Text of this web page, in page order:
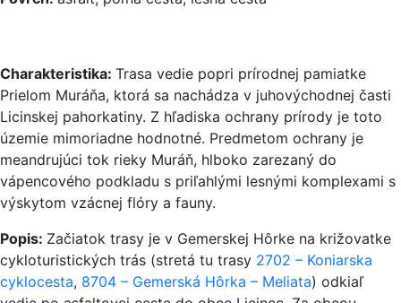
Charakteristika: Trasa vedie popri prírodnej pamiatke
Prielom Muráňa, ktorá sa nachádza v juhovýchodnej časti
Licinskej pahorkatiny. Z hľadiska ochrany prírody je toto
územie mimoriadne hodnotné. Predmetom ochrany je
meandrujúci tok rieky Muráň, hlboko zarezaný do
vápencového podkladu s priľahlými lesnými komplexami s
výskytom vzácnej flóry a fauny.
Popis: Začiatok trasy je v Gemerskej Hôrke na križovatke
cykloturistických trás (stretá tu trasy 2702 – Koniarska
cyklocesta, 8704 – Gemerská Hôrka – Meliata) odkiaľ